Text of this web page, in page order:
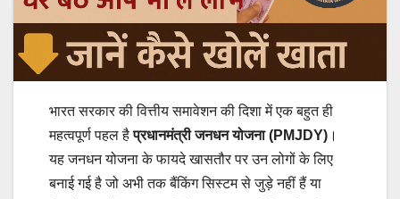
भारत सरकार की वित्तीय समावेशन की दिशा में एक बहुत ही
महत्वपूर्ण पहल हैप्रधानमंत्री जनधन योजना (PMJDY) ।
यह जनधन योजना के फायदे खासतौर पर उन लोगों के लिए
बनाई गई है जो अभी तक बैंकिंग सिस्टम से जुड़े नहीं हैं या